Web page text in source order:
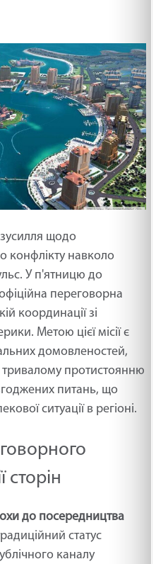
щодо
конфлікту навколо
У п'ятницю до
переговорна
координації зі
Метою цієї місії є
домовленостей,
тривалому протистоянню
питань, що
ситуації в регіоні.
сторін
до посередництва
статус
каналу